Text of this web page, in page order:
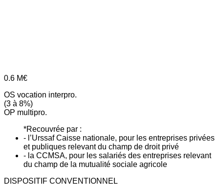
0.6 M€
OS vocation interpro.
(3 à 8%)
OP multipro.
*Recouvrée par :
- l’Urssaf Caisse nationale, pour les entreprises privées
et publiques relevant du champ de droit privé
- la CCMSA, pour les salariés des entreprises relevant
du champ de la mutualité sociale agricole
DISPOSITIF CONVENTIONNEL